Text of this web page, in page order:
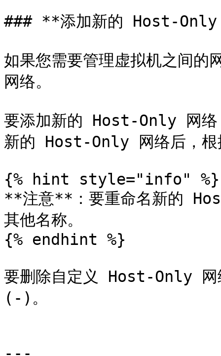
### **添加新的 Host-
如果您需要管理虚拟机之间
网络。
要添加新的 Host-Only 网
新的 Host-Only 网络后，根
{% hint style="info" %}
**注意**：要重命名新的
其他名称。
{% endhint %}
要删除自定义 Host-Only 网
(-)。